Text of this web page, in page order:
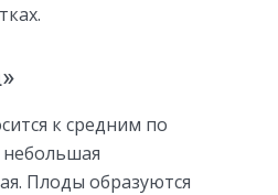
к средним по
небольшая
Плоды образуются